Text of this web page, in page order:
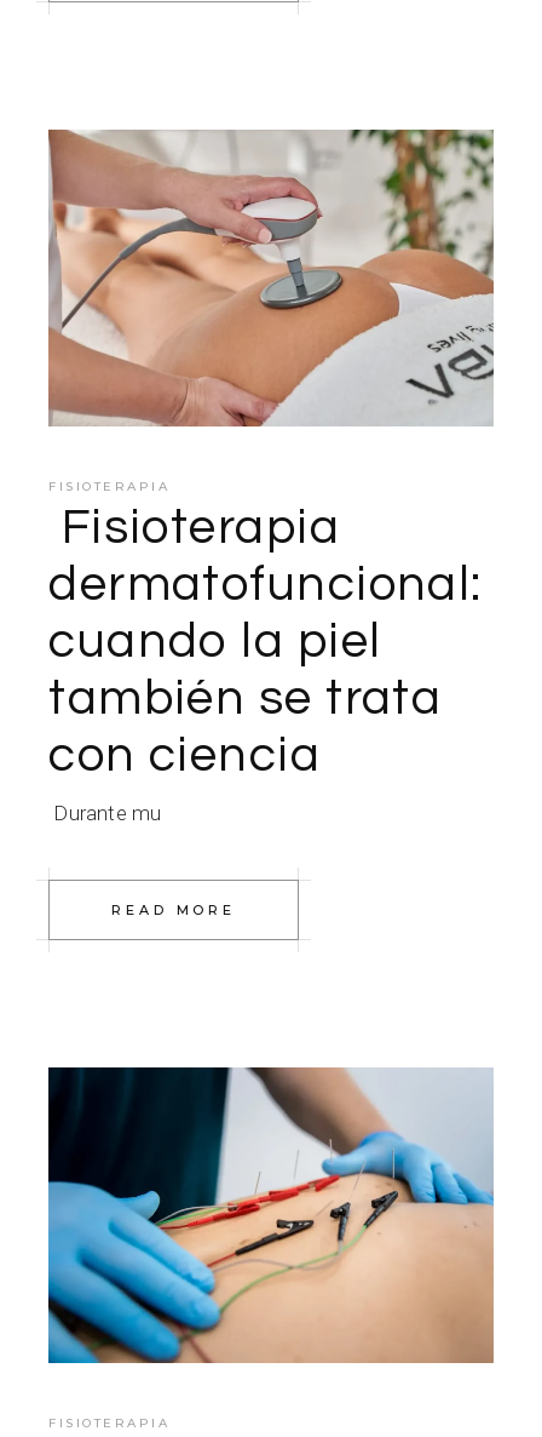
FISIOTERAPIA
Fisioterapia
dermatofuncional:
cuando la piel
también se trata
con ciencia
Durante mu
READ MORE
FISIOTERAPIA